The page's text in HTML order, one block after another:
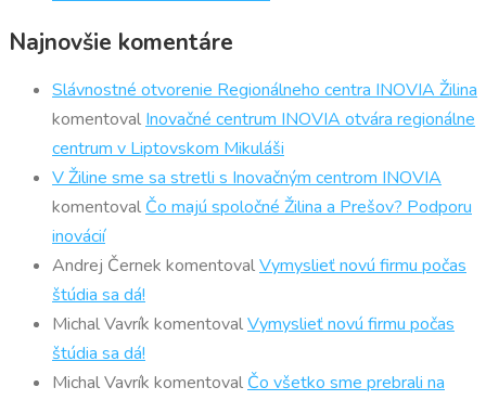
Najnovšie komentáre
Slávnostné otvorenie Regionálneho centra INOVIA Žilina
komentoval Inovačné centrum INOVIA otvára regionálne
centrum v Liptovskom Mikuláši
V Žiline sme sa stretli s Inovačným centrom INOVIA
komentoval Čo majú spoločné Žilina a Prešov? Podporu
inovácií
Andrej Černek komentovalVymyslieť novú firmu počas
štúdia sa dá!
Michal Vavrík komentovalVymyslieť novú firmu počas
štúdia sa dá!
Michal Vavrík komentoval Čo všetko sme prebrali na